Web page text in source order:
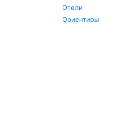
Отели
Ориентиры